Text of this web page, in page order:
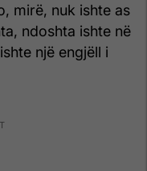
mirë, nuk ishte as
ndoshta ishte në
një engjëll i